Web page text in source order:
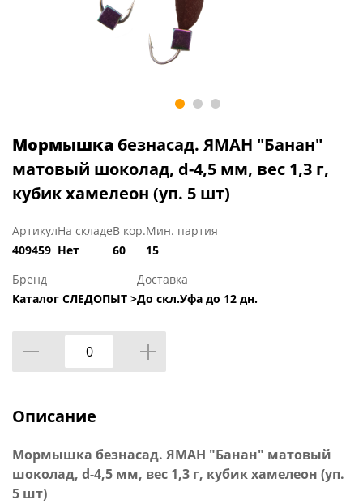
Мормышка безнасад. ЯМАН "Банан"
матовый шоколад, d-4,5 мм, вес 1,3 г,
кубик хамелеон (уп. 5 шт)
Артикул
409459
На складе
Нет
В кор.
60
Мин. партия
15
Бренд
Каталог СЛЕДОПЫТ >
Доставка
До скл.Уфа до 12 дн.
Описание
Мормышка безнасад. ЯМАН "Банан" матовый
шоколад, d-4,5 мм, вес 1,3 г, кубик хамелеон (уп.
5 шт)